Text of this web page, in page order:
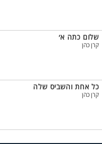
שלום כתה א׳
קרן כהן
כל אחת והשביס שלה
קרן כהן